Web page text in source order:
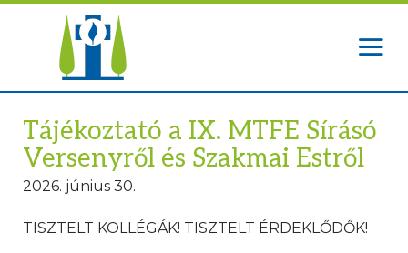
Tájékoztató a IX. MTFE Sírásó
Versenyről és Szakmai Estről
2026. június 30.
TISZTELT KOLLÉGÁK! TISZTELT ÉRDEKLŐDŐK!